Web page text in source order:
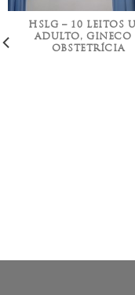
HSLG – 10 LEITOS
ADULTO, GINECO
OBSTETRÍCIA